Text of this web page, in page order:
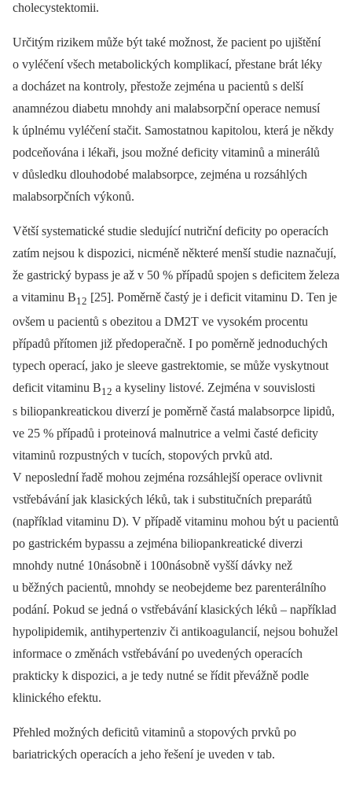
cholecystektomii.
Určitým rizikem může být také možnost, že pacient po ujištění
o vyléčení všech metabolických komplikací, přestane brát léky
a docházet na kontroly, přestože zejména u pacientů s delší
anamnézou diabetu mnohdy ani malabsorpční operace nemusí
k úplnému vyléčení stačit. Samostatnou kapitolou, která je někdy
podceňována i lékaři, jsou možné deficity vitaminů a minerálů
v důsledku dlouhodobé malabsorpce, zejména u rozsáhlých
malabsorpčních výkonů.
Větší systematické studie sledující nutriční deficity po operacích
zatím nejsou k dispozici, nicméně některé menší studie naznačují,
že gastrický bypass je až v 50 % případů spojen s deficitem železa
a vitaminu B12 [25]. Poměrně častý je i deficit vitaminu D. Ten je
ovšem u pacientů s obezitou a DM2T ve vysokém procentu
případů přítomen již před­operačně. I po poměrně jednoduchých
typech operací, jako je sleeve gastrektomie, se může vyskytnout
deficit vitaminu B12 a kyseliny listové. Zejména v souvislosti
s bilio­pankreatickou diverzí je poměrně častá mal­absorpce lipidů,
ve 25 % případů i proteinová malnutrice a velmi časté deficity
vitaminů rozpustných v tucích, stopových prvků atd.
V neposlední řadě mohou zejména rozsáhlejší operace ovlivnit
vstřebávání jak klasických léků, tak i substitučních preparátů
(například vitaminu D). V případě vitaminu mohou být u pacientů
po gastrickém bypassu a zejména biliopankreatické diverzi
mnohdy nutné 10násobně i 100násobně vyšší dávky než
u běžných pacientů, mnohdy se neobejdeme bez parenterálního
podání. Pokud se jedná o vstřebávání klasických léků –⁠ například
hypolipidemik, antihypertenziv či antikoagulancií, nejsou bohužel
informace o změnách vstřebávání po uvedených operacích
prakticky k dispozici, a je tedy nutné se řídit převážně podle
klinického efektu.
Přehled možných deficitů vitaminů a stopových prvků po
bariatrických operacích a jeho řešení je uveden v tab.